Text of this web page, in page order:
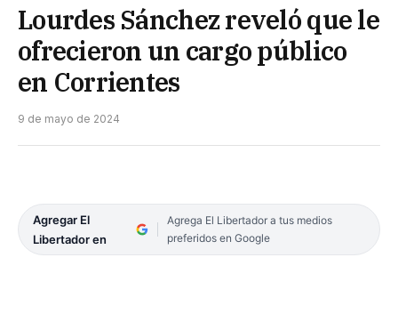
Lourdes Sánchez reveló que le
ofrecieron un cargo público
en Corrientes
9 de mayo de 2024
Agregar El
Libertador en
Agrega El Libertador a tus medios
preferidos en Google